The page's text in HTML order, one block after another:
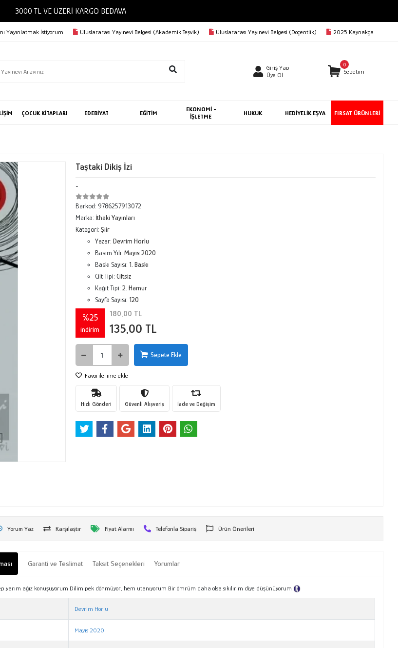
3000 TL VE ÜZERİ KARGO BEDAVA
Yayınlatmak İstiyorum Uluslararası Yayınevi Belgesi (Akademik Teşvik) Uluslararası Yayınevi Belgesi (Doçentlik) 2025 Kaynakça
Giriş Yap
Üye Ol
0
Sepetim
ÇOCUK KİTAPLARI EDEBİYAT EĞİTİM
EKONOMİ -
İŞLETME
HUKUK HEDİYELİK EŞYA FIRSAT ÜRÜNLERİ
Taştaki Dikiş İzi
-
Barkod: 9786257913072
Marka: İthaki Yayınları
Kategori: Şiir
Yazar: Devrim Horlu
Basım Yılı: Mayıs 2020
Baskı Sayısı: 1. Baskı
Cilt Tipi: Ciltsiz
Kağıt Tipi: 2. Hamur
Sayfa Sayısı: 120
%25
indirim
180,00 TL
135,00 TL
Sepete Ekle
Favorilerime ekle
Hızlı Gönderi Güvenli Alışveriş İade ve Değişim
Yorum Yaz Karşılaştır Fiyat Alarmı Telefonla Sipariş Ürün Önerileri
Garanti ve Teslimat Taksit Seçenekleri Yorumlar
ağız konuşuyorum Dilim pek dönmüyor, hem utanıyorum Bir ömrüm daha olsa sıkılırım diye düşünüyorum
Devrim Horlu
Mayıs 2020